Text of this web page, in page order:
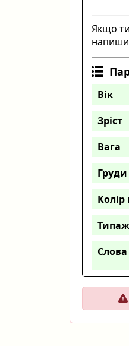
Якщо
напиши
Вік
Зріст
Вага
Груди
Колір
Типаж